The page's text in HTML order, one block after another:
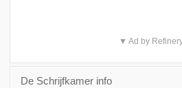
▼ Ad by
De Schrijfkamer info